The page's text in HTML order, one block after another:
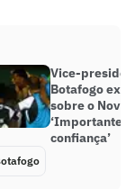
Vice-
Botafogo
sobre o Nova
‘Importante
confiança’